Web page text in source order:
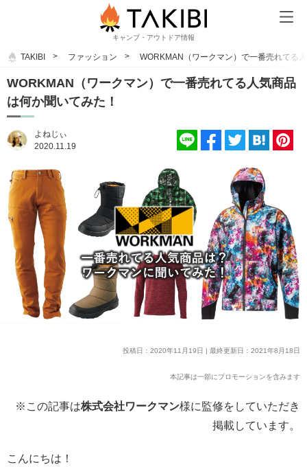
キャンプ・アウトドア情報
TAKIBI ファッション WORKMAN（ワークマン）で一番売れてる
WORKMAN（ワークマン）で一番売れてる人気商品
は何か聞いてみた！
よねじぃ
2020.11.19
投稿日：2020年11月19日 | 最終更新日：2021年8月18日
本記事は一部にプロモーションを含みます
※この記事は株式会社ワークマン様に監修をしていただき
掲載しています。
こんにちは！